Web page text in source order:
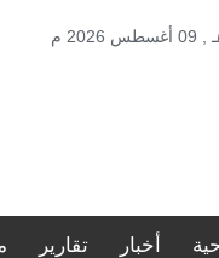
أخبار تقارير